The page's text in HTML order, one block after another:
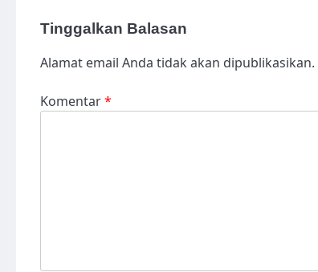
Tinggalkan Balasan
Alamat email Anda tidak akan dipublikasikan.
Komentar*